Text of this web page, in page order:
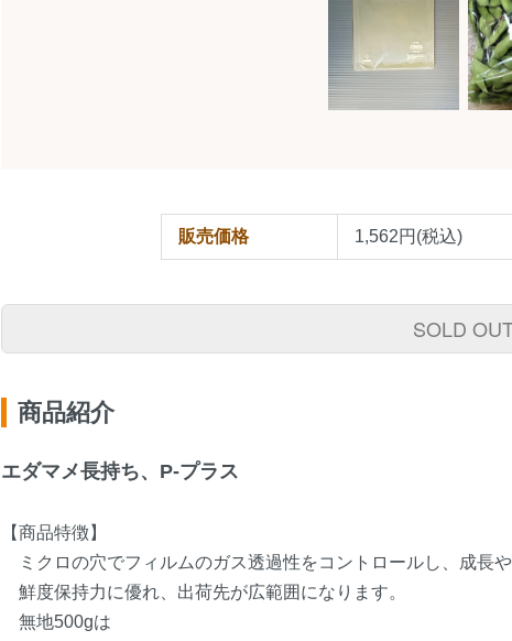
販売価格 1,562円(税込)
SOLD
商品紹介
エダマメ長持ち、P-プラス
【商品特徴】
ミクロの穴でフィルムのガス透過性をコントロールし、成長
鮮度保持力に優れ、出荷先が広範囲になります。
無地500gは